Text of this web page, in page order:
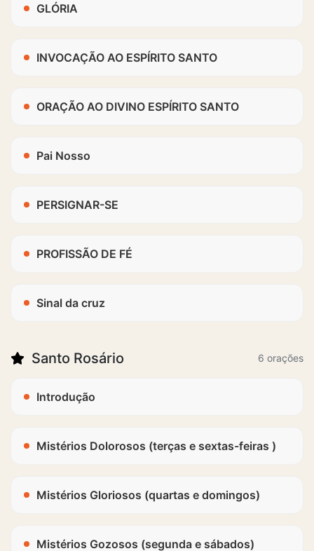
GLÓRIA
INVOCAÇÃO AO ESPÍRITO SANTO
ORAÇÃO AO DIVINO ESPÍRITO SANTO
Pai Nosso
PERSIGNAR-SE
PROFISSÃO DE FÉ
Sinal da cruz
Santo Rosário 6 orações
Introdução
Mistérios Dolorosos (terças e sextas-feiras )
Mistérios Gloriosos (quartas e domingos)
Mistérios Gozosos (segunda e sábados)